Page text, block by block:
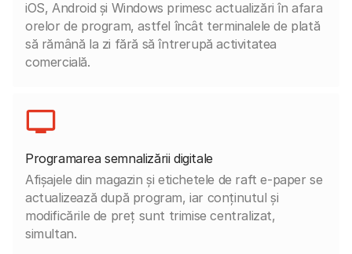
iOS, Android și Windows primesc actualizări în afara
orelor de program, astfel încât terminalele de plată
să rămână la zi fără să întrerupă activitatea
comercială.
Programarea semnalizării digitale
Afișajele din magazin și etichetele de raft e-paper se
actualizează după program, iar conținutul și
modificările de preț sunt trimise centralizat,
simultan.